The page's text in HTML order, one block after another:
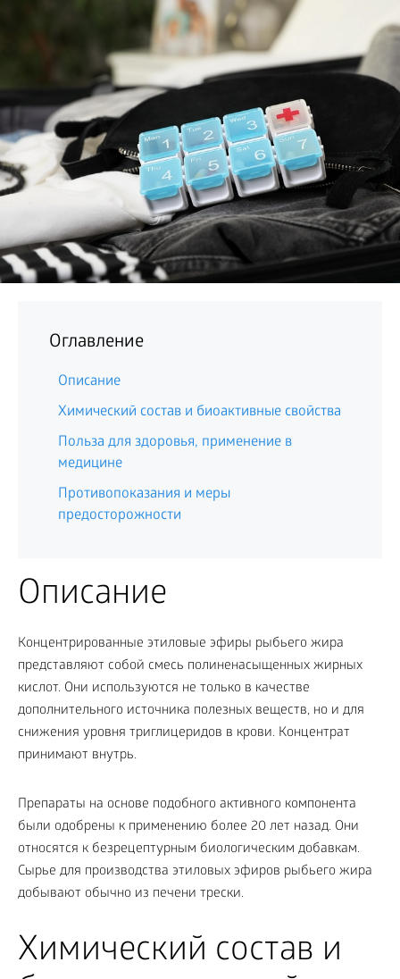
Оглавление
Описание
Химический состав и биоактивные свойства
Польза для здоровья, применение в
медицине
Противопоказания и меры
предосторожности
Описание
Концентрированные этиловые эфиры рыбьего жира
представляют собой смесь полиненасыщенных жирных
кислот. Они используются не только в качестве
дополнительного источника полезных веществ, но и для
снижения уровня триглицеридов в крови. Концентрат
принимают внутрь.
Препараты на основе подобного активного компонента
были одобрены к применению более 20 лет назад. Они
относятся к безрецептурным биологическим добавкам.
Сырье для производства этиловых эфиров рыбьего жира
добывают обычно из печени трески.
Химический состав и